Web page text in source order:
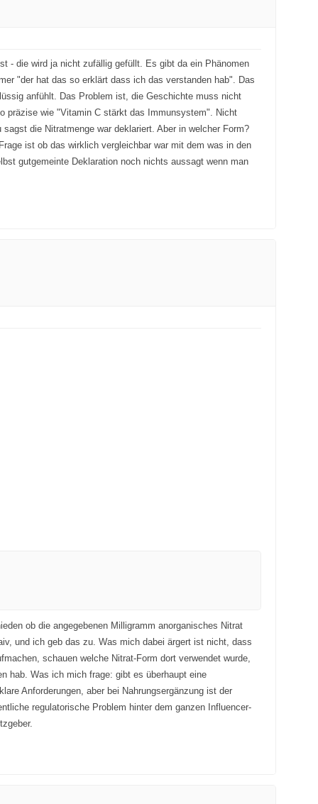
- die wird ja nicht zufällig gefüllt. Es gibt da ein Phänomen
"der hat das so erklärt dass ich das verstanden hab". Das
anfühlt. Das Problem ist, die Geschichte muss nicht
präzise wie "Vitamin C stärkt das Immunsystem". Nicht
die Nitratmenge war deklariert. Aber in welcher Form?
ist ob das wirklich vergleichbar war mit dem was in den
gutgemeinte Deklaration noch nichts aussagt wenn man
ob die angegebenen Milligramm anorganisches Nitrat
und ich geb das zu. Was mich dabei ärgert ist nicht, dass
schauen welche Nitrat-Form dort verwendet wurde,
hab. Was ich mich frage: gibt es überhaupt eine
Anforderungen, aber bei Nahrungsergänzung ist der
regulatorische Problem hinter dem ganzen Influencer-